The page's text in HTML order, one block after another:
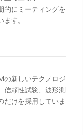
的にミーティングを
す。
の新しいテクノロジ
信頼性試験、波形測
だけを採用していま